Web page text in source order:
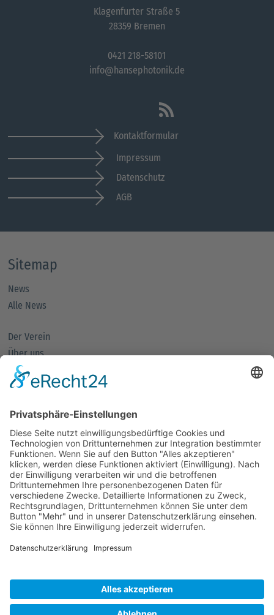
Klagenfurter Straße 5
28359 Bremen
0421 218-58101
info@hansephotonik.de
Kontaktformular
Impressum
Datenschutz
AGB
Sitemap
News
Alle News
Der Verein
Über uns
Mitglieder
Mitglied werden
Fachforen
Förderpreis
Veranstaltungen
Alle Veranstaltungen
Jobs
Alle Jobs
Impressum
Datenschutz